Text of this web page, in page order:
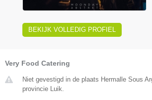
BEKIJK VOLLEDIG PROFIEL
Very Food Catering
Niet gevestigd in de plaats Hermalle Sous
provincie Luik.